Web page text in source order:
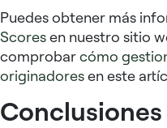
Puedes obtener más
Scoresen nuestro sitio
comprobarcómo
originadoresen este
Conclusiones